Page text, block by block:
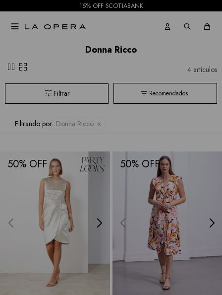
15% OFF SCOTIABANK

Donna Ricco
pause grid_view 4 artículos
Recomendados
Filtrando por: Donna Ricco
50 50
Bebe
las